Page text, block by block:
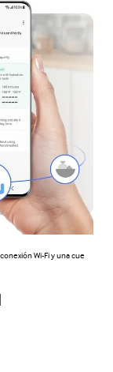
Wi-Fi y una cue